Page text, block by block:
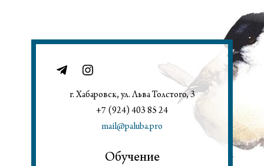
г. Хабаровск, ул. Льва Толстого, 3
+7 (924) 403 85 24
mail@paluba.pro
Обучение